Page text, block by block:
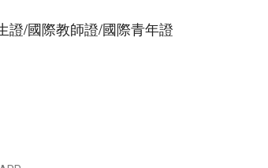
證/國際教師證/國際青年證